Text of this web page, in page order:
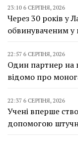
23:10 6 СЕРПНЯ, 2026
Через 30 років у
обвинуваченим у
22:57 6 СЕРПНЯ, 2026
Один партнер на
відомо про
22:37 6 СЕРПНЯ, 2026
Учені вперше
допомогою